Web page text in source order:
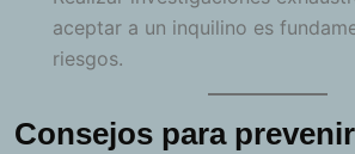
aceptar a un inquilino es
riesgos.
Consejos para prevenir